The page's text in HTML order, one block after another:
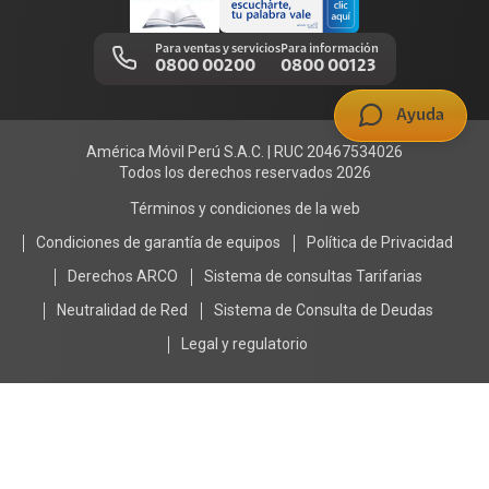
Ayuda
Llamada por llamada
Trabajos de mantenimientoPara ventas y servicios
0800 00200
Para información
0800 00123
América Móvil Perú S.A.C. | RUC 20467534026
Todos los derechos reservados 2026
Términos y condiciones de la web
Condiciones de garantía de equipos
Política de Privacidad
Derechos ARCO
Sistema de consultas Tarifarias
Neutralidad de Red
Sistema de Consulta de Deudas
Legal y regulatorio